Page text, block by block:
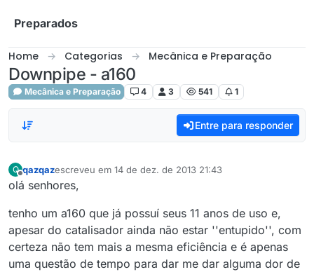
Preparados
Home Categorias Mecânica e Preparação
Downpipe - a160
Mecânica e Preparação 4 3 541 1
Entre para responder
Q
Offline
qazqazescreveu em 14 de dez. de 2013 21:43
última edição por
olá senhores,
tenho um a160 que já possuí seus 11 anos de uso e,
apesar do catalisador ainda não estar ''entupido'', com
certeza não tem mais a mesma eficiência e é apenas
uma questão de tempo para dar me dar alguma dor de